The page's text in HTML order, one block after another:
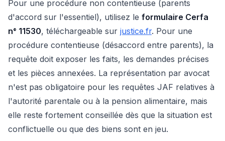
Pour une procédure non contentieuse (parents
d'accord sur l'essentiel), utilisez le formulaire Cerfa
n° 11530, téléchargeable sur justice.fr. Pour une
procédure contentieuse (désaccord entre parents), la
requête doit exposer les faits, les demandes précises
et les pièces annexées. La représentation par avocat
n'est pas obligatoire pour les requêtes JAF relatives à
l'autorité parentale ou à la pension alimentaire, mais
elle reste fortement conseillée dès que la situation est
conflictuelle ou que des biens sont en jeu.